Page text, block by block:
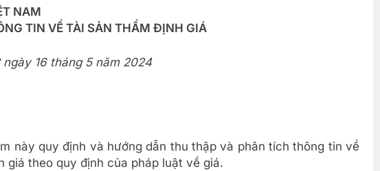
NAM
TIN VỀ TÀI SẢN THẨM ĐỊNH GIÁ
ngày 16 tháng 5 năm 2024
này quy định và hướng dẫn thu thập và phân tích thông tin về
giá theo quy định của pháp luật về giá.